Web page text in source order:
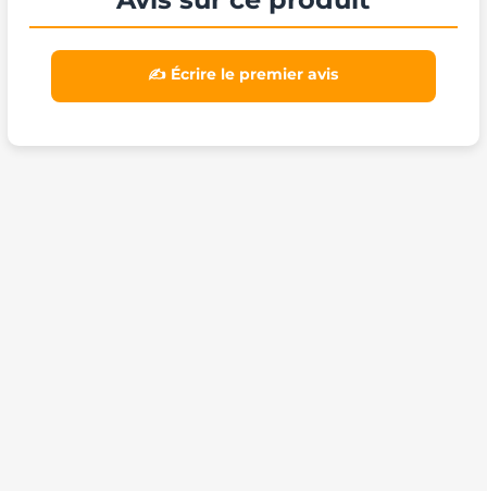
✍️ Écrire le premier avis